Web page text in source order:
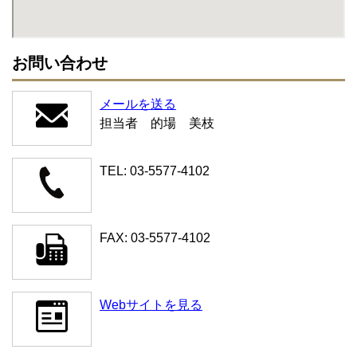
お問い合わせ
メールを送る
担当者 的場 美枝
TEL: 03-5577-4102
FAX: 03-5577-4102
Webサイトを見る